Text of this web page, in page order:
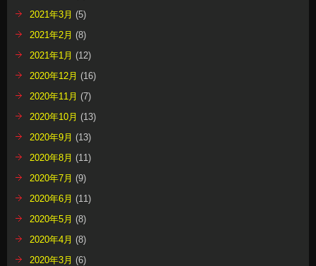
2021年3月 (5)
2021年2月 (8)
2021年1月 (12)
2020年12月 (16)
2020年11月 (7)
2020年10月 (13)
2020年9月 (13)
2020年8月 (11)
2020年7月 (9)
2020年6月 (11)
2020年5月 (8)
2020年4月 (8)
2020年3月 (6)